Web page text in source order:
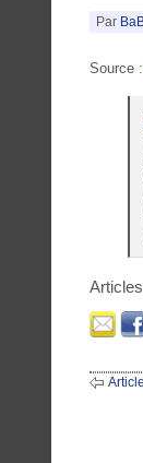
Par
Source :